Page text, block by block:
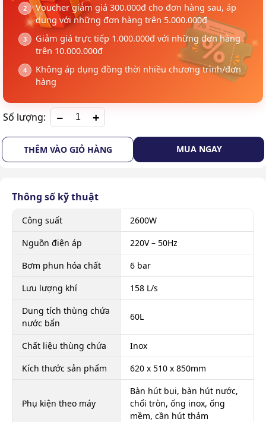
Voucher giảm giá 300.000đ cho đơn hàng sau, áp
dụng với những đơn hàng trên 5.000.000đ
Giảm giá trực tiếp 1.000.000đ với những đơn hàng
trên 10.000.000đ
Không áp dụng đồng thời nhiều chương trình/đơn
hàng
Số lượng: +
THÊM VÀO GIỎ HÀNG MUA NGAY
Thông số kỹ thuật
Công suất
2600W
Nguồn điện áp
220V – 50Hz
Bơm phun hóa chất
6 bar
Lưu lượng khí
158 L/s
Dung tích thùng chứa
nước bẩn
60L
Chất liệu thùng chứa
Inox
Kích thước sản phẩm
620 x 510 x 850mm
Phụ kiện theo máy
Bàn hút bụi, bàn hút nước,
chổi tròn, ống inox, ống
mềm, cần hút thảm